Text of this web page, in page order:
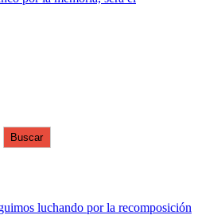
Buscar
luchando por la recomposición